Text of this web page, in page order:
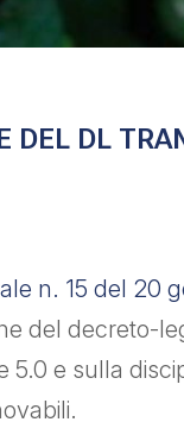
DEL DL
n. 15 del 20
del decreto-
5.0 e sulla